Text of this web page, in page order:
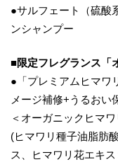
●サルフェート（硫酸
ンシャンプー
■限定フレグランス「
●「プレミアムヒマワ
メージ補修+うるおい
＜オーガニックヒマ
(ヒマワリ種子油脂肪
ス、ヒマワリ花エキス